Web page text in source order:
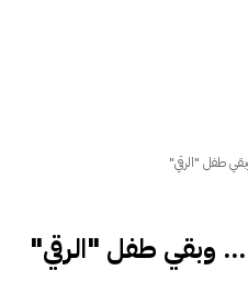
طفل "الرقي"
وبقي طفل "الرقي"